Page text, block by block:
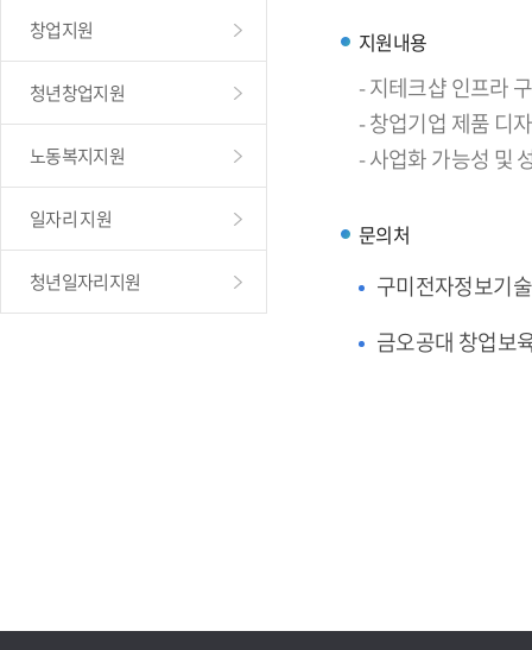
창업지원
청년창업지원
노동복지지원
일자리 지원
청년일자리지원
지원내용
- 지테크샵 인프라
- 창업기업 제품 디
- 사업화 가능성 및
문의처
구미전자정보기
금오공대 창업보